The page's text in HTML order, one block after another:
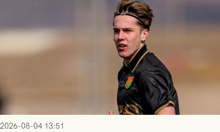
2026-08-04 13:51